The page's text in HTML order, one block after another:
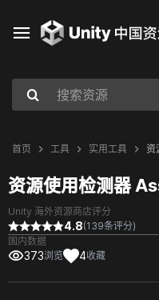
首页 工具 实用工具 资
资源使用检测器
Unity 海外资源商店评分
4.8(139条评分)
国内数据
373浏览 4收藏